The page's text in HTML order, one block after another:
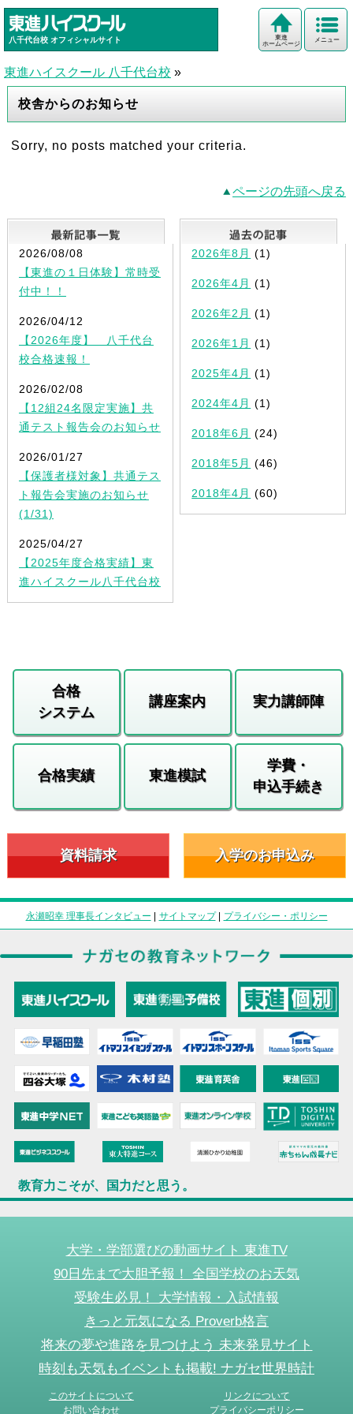
八千代台校 オフィシャルサイト メニュー
東進
ホームページ
東進ハイスクール 八千代台校 »
校舎からのお知らせ
Sorry, no posts matched your criteria.
ページの先頭へ戻る
最新記事一覧
2026/08/08
【東進の１日体験】常時受
付中！！
2026/04/12
【2026年度】 八千代台
校合格速報！
2026/02/08
【12組24名限定実施】共
通テスト報告会のお知らせ
2026/01/27
【保護者様対象】共通テス
ト報告会実施のお知らせ
(1/31)
2025/04/27
【2025年度合格実績】東
進ハイスクール八千代台校
2026年8月 (1)
2026年4月 (1)
2026年2月 (1)
2026年1月 (1)
2025年4月 (1)
2024年4月 (1)
2018年6月 (24)
2018年5月 (46)
2018年4月 (60)
合格
システム
講座案内 実力講師陣
合格実績 東進模試
学費・
申込手続き
資料請求 入学のお申込み
永瀬昭幸 理事長インタビュー | サイトマップ| プライバシー・ポリシー
教育力こそが、国力だと思う。
大学・学部選びの動画サイト 東進TV
90日先まで大胆予報！ 全国学校のお天気
受験生必見！ 大学情報・入試情報
きっと元気になる Proverb格言
将来の夢や進路を見つけよう 未来発見サイト
時刻も天気もイベントも掲載! ナガセ世界時計
このサイトについて
リンクについて
お問い合わせ
プライバシーポリシー